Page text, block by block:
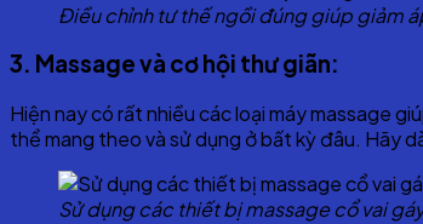
Điều chỉnh tư thế ngồi đúng giúp giảm
3. Massage và cơ hội thư giãn:
Hiện nay có rất nhiều các loại máy massage
thể mang theo và sử dụng ở bất kỳ đâu. Hãy
Sử dụng các thiết bị massage cổ vai